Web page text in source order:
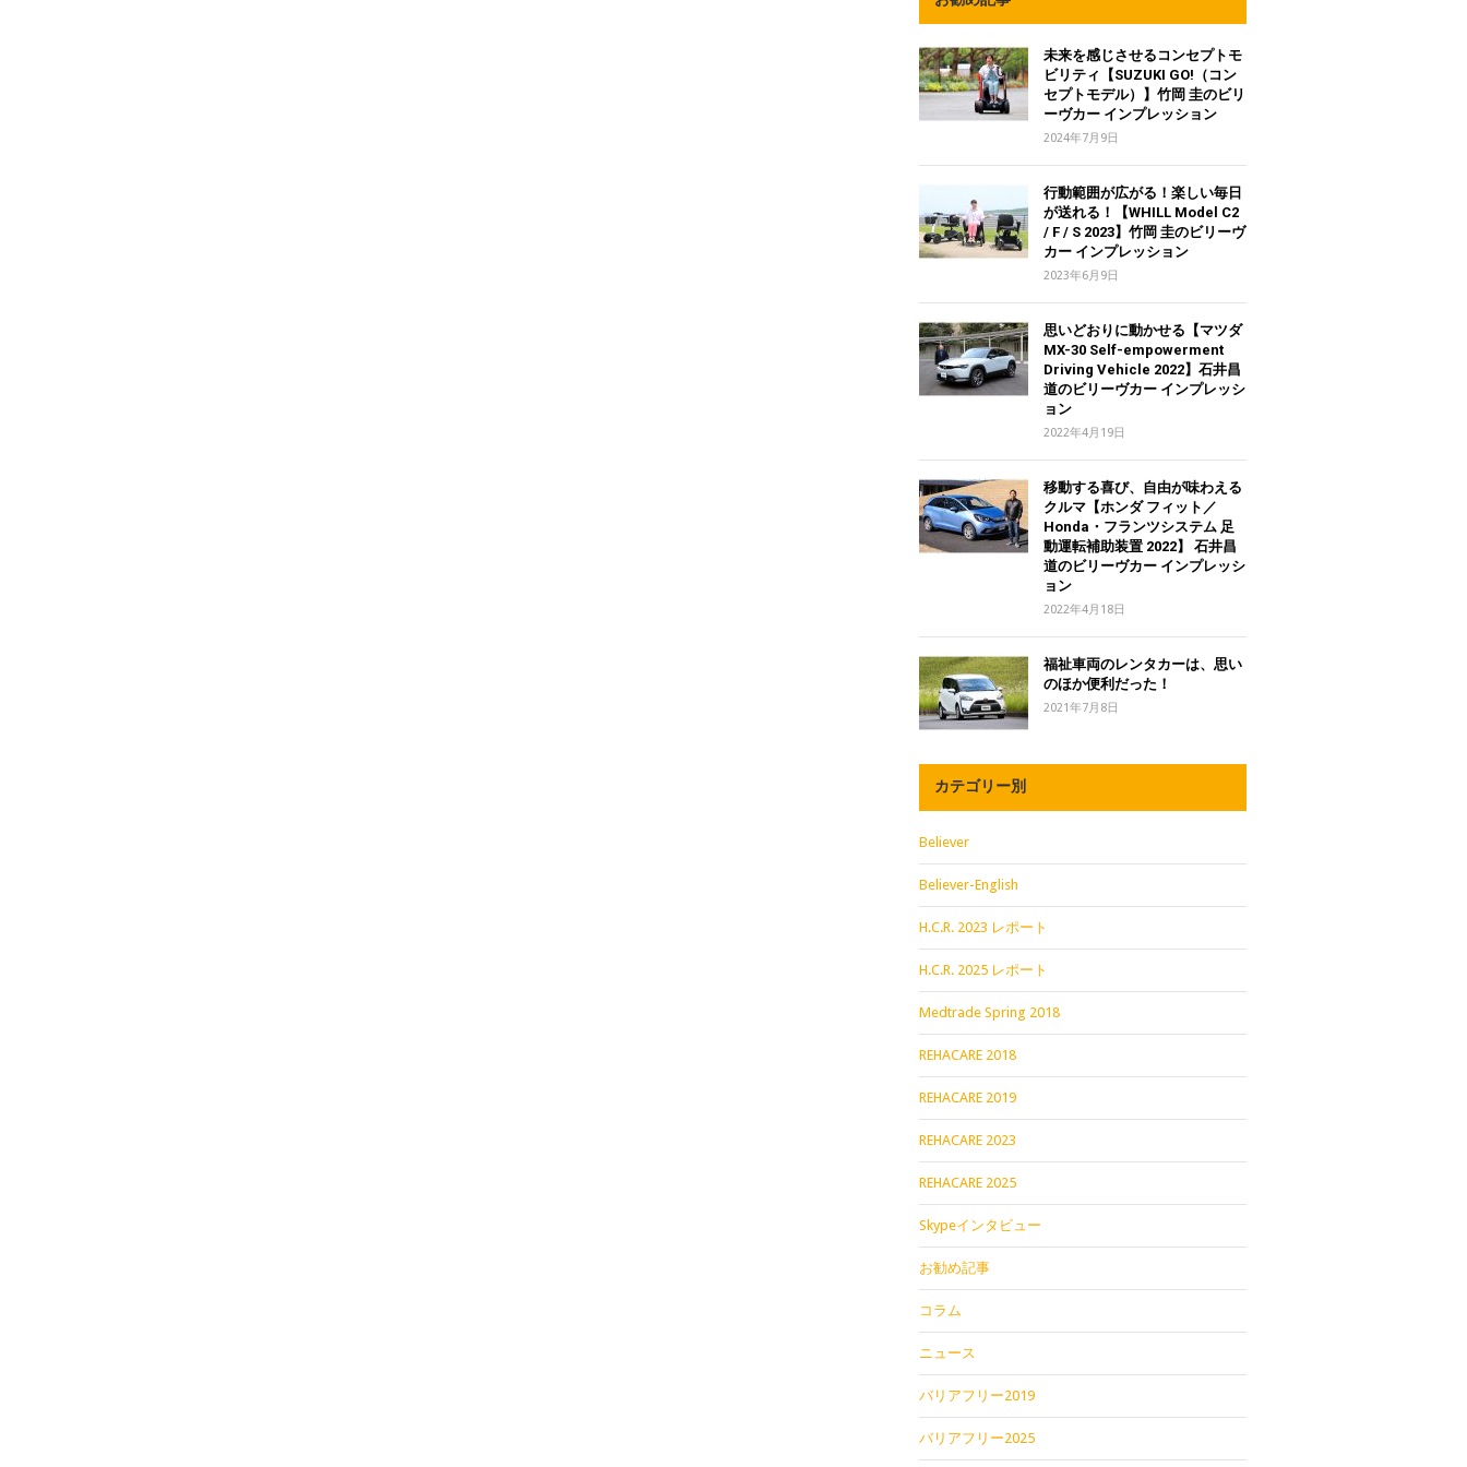
未来を感じさせるコンセプトモ
ビリティ【SUZUKI GO!（コン
セプトモデル）】竹岡 圭のビリ
ーヴカー インプレッション
2024年7月9日
行動範囲が広がる！楽しい毎日
が送れる！【WHILL Model C2
/ F / S 2023】竹岡 圭のビリーヴ
カー インプレッション
2023年6月9日
思いどおりに動かせる【マツダ
MX-30 Self-empowerment
Driving Vehicle 2022】石井昌
道のビリーヴカー インプレッシ
ョン
2022年4月19日
移動する喜び、自由が味わえる
クルマ【ホンダ フィット／
Honda・フランツシステム 足
動運転補助装置 2022】 石井昌
道のビリーヴカー インプレッシ
ョン
2022年4月18日
福祉車両のレンタカーは、思い
のほか便利だった！
2021年7月8日
カテゴリー別
Believer
Believer-English
H.C.R. 2023 レポート
H.C.R. 2025 レポート
Medtrade Spring 2018
REHACARE 2018
REHACARE 2019
REHACARE 2023
REHACARE 2025
Skypeインタビュー
お勧め記事
コラム
ニュース
バリアフリー2019
バリアフリー2025